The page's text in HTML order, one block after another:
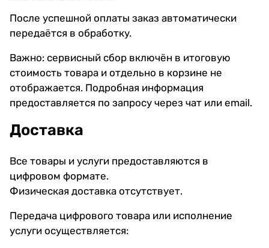
После успешной оплаты заказ автоматически
передаётся в обработку.
Важно: сервисный сбор включён в итоговую
стоимость товара и отдельно в корзине не
отображается. Подробная информация
предоставляется по запросу через чат или email.
Доставка
Все товары и услуги предоставляются в
цифровом формате.
Физическая доставка отсутствует.
Передача цифрового товара или исполнение
услуги осуществляется: